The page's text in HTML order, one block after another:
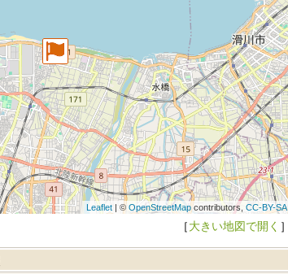
Leaflet| © OpenStreetMapcontributors, CC-BY-SA
［大きい地図で開く ］